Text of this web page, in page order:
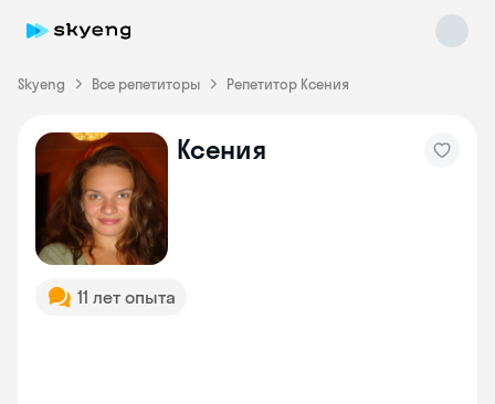
Skyeng Все репетиторы Репетитор Ксения
Ксения
11 лет опыта
Skyeng Chat
online